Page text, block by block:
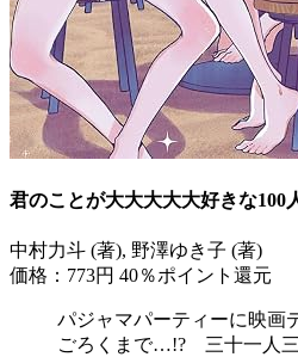
君のことが大大大大大好きな100
中村力斗 (著), 野澤ゆき子 (著)
価格：773円 40％ポイント還元
パジャマパーティーに映画
ごろくまで…!? 三十一人